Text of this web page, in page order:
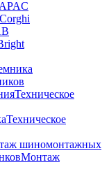
Техническое
Техническое
шиномонтажных
Монтаж